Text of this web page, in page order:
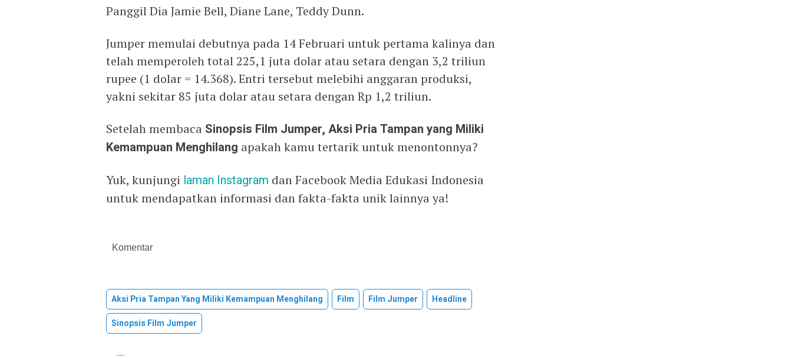
Panggil Dia Jamie Bell, Diane Lane, Teddy Dunn.
Jumper memulai debutnya pada 14 Februari untuk pertama kalinya dan
telah memperoleh total 225,1 juta dolar atau setara dengan 3,2 triliun
rupee (1 dolar = 14.368). Entri tersebut melebihi anggaran produksi,
yakni sekitar 85 juta dolar atau setara dengan Rp 1,2 triliun.
Setelah membaca Sinopsis Film Jumper, Aksi Pria Tampan yang Miliki
Kemampuan Menghilang apakah kamu tertarik untuk menontonnya?
Yuk, kunjungi laman Instagram dan Facebook Media Edukasi Indonesia
untuk mendapatkan informasi dan fakta-fakta unik lainnya ya!
Komentar
Aksi Pria Tampan Yang Miliki Kemampuan Menghilang Film Film Jumper
Headline
Sinopsis Film Jumper